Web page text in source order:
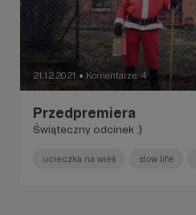
21.12.2021 ● Komentarze: 4
Przedpremiera
Świąteczny odcinek :)
ucieczka na wieś slow life